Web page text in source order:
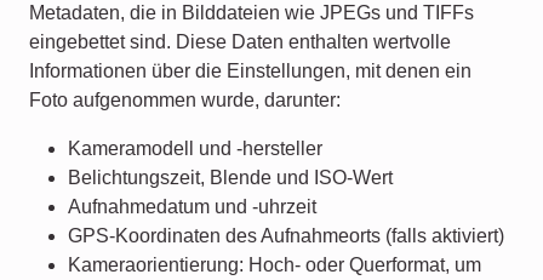
Metadaten, die in Bilddateien wie JPEGs und TIFFs
eingebettet sind. Diese Daten enthalten wertvolle
Informationen über die Einstellungen, mit denen ein
Foto aufgenommen wurde, darunter:
Kameramodell und -hersteller
Belichtungszeit, Blende und ISO-Wert
Aufnahmedatum und -uhrzeit
GPS-Koordinaten des Aufnahmeorts (falls aktiviert)
Kameraorientierung: Hoch- oder Querformat, um